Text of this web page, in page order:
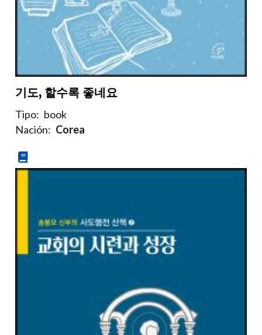
기도, 할수록 좋네요
Tipo: book
Nación: Corea